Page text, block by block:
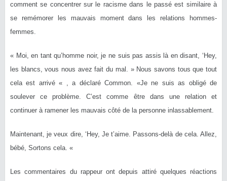
comment se concentrer sur le racisme dans le passé est similaire à
se remémorer les mauvais moment dans les relations hommes-
femmes.
« Moi, en tant qu’homme noir, je ne suis pas assis là en disant, ‘Hey,
les blancs, vous nous avez fait du mal. » Nous savons tous que tout
cela est arrivé « , a déclaré Common. «Je ne suis as obligé de
soulever ce problème. C’est comme être dans une relation et
continuer à ramener les mauvais côté de la personne inlassablement.
Maintenant, je veux dire, ‘Hey, Je t’aime. Passons-delà de cela. Allez,
bébé, Sortons cela. «
Les commentaires du rappeur ont depuis attiré quelques réactions